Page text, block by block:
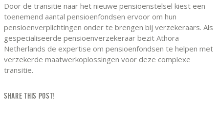
Door de transitie naar het nieuwe pensioenstelsel kiest een
toenemend aantal pensioenfondsen ervoor om hun
pensioenverplichtingen onder te brengen bij verzekeraars. Als
gespecialiseerde pensioenverzekeraar bezit Athora
Netherlands de expertise om pensioenfondsen te helpen met
verzekerde maatwerkoplossingen voor deze complexe
transitie.
SHARE THIS POST!